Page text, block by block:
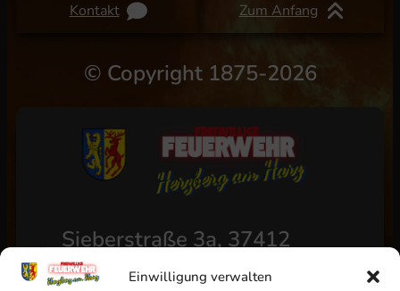
Einwilligung verwalten
Kontakt Zum Anfang
© Copyright 1875-2026
Sieberstraße 3a, 37412
Herzberg am Harz